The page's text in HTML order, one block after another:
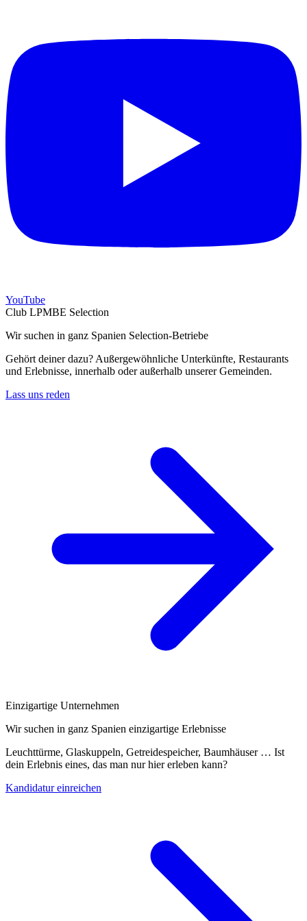
YouTube
Club LPMBE Selection
Wir suchen in ganz Spanien Selection-Betriebe
Gehört deiner dazu? Außergewöhnliche Unterkünfte, Restaurants
und Erlebnisse, innerhalb oder außerhalb unserer Gemeinden.
Lass uns reden
Einzigartige Unternehmen
Wir suchen in ganz Spanien einzigartige Erlebnisse
Leuchttürme, Glaskuppeln, Getreidespeicher, Baumhäuser … Ist
dein Erlebnis eines, das man nur hier erleben kann?
Kandidatur einreichen